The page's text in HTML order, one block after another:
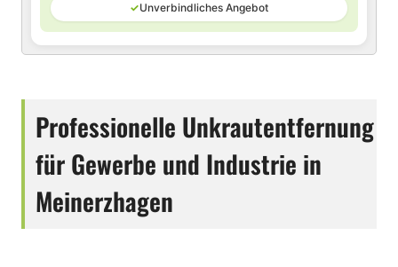
✓Unverbindliches Angebot
Professionelle Unkrautentfernung
für Gewerbe und Industrie in
Meinerzhagen